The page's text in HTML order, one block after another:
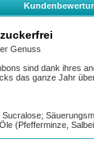
Genuss
sind dank ihres
das ganze Jahr
(Pfefferminze,